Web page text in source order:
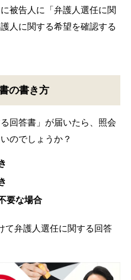
被告人に「弁護人選任に関
人に関する希望を確認する
の書き方
回答書」が届いたら、照会
のでしょうか？
要な場合
て弁護人選任に関する回答